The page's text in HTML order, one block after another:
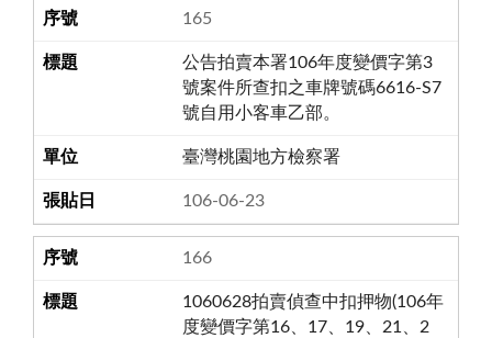
165
公告拍賣本署106年度變價字第3
號案件所查扣之車牌號碼6616-S7
號自用小客車乙部。
臺灣桃園地方檢察署
106-06-23
166
1060628拍賣偵查中扣押物(106年
度變價字第16、17、19、21、2